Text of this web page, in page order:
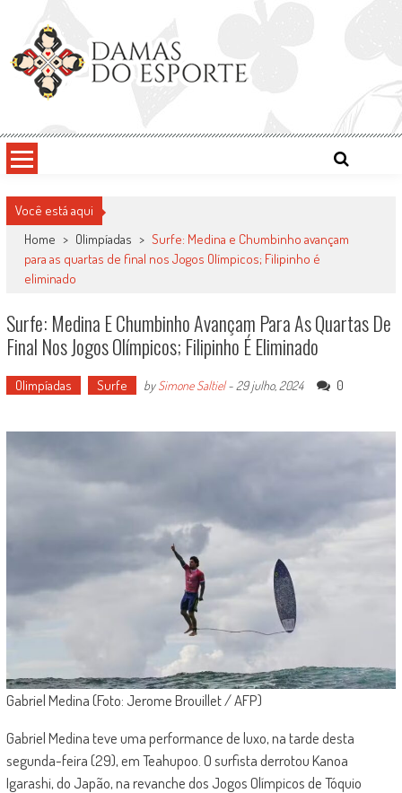
content
Damas do Esporte
Você está aqui
Home > Olimpíadas > Surfe: Medina e Chumbinho avançam
para as quartas de final nos Jogos Olímpicos; Filipinho é
eliminado
Surfe: Medina E Chumbinho Avançam Para As Quartas De
Final Nos Jogos Olímpicos; Filipinho É Eliminado
Olimpíadas Surfe bySimone Saltiel- 29 julho, 2024 0
Gabriel Medina (Foto: Jerome Brouillet / AFP)
Gabriel Medina teve uma performance de luxo, na tarde desta
segunda-feira (29), em Teahupoo. O surfista derrotou Kanoa
Igarashi, do Japão, na revanche dos Jogos Olímpicos de Tóquio